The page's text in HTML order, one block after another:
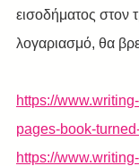
εισοδήματος στον
λογαριασμό, θα
https://
pages-book-
https://www.writing-